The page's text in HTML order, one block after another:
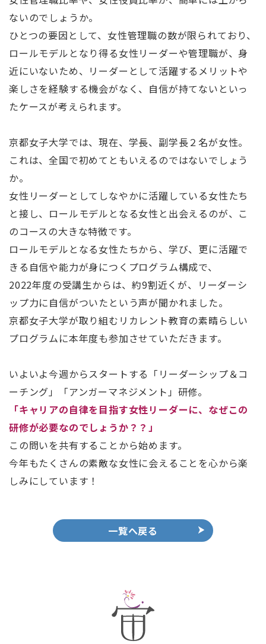
ないのでしょうか。
ひとつの要因として、女性管理職の数が限られており、
ロールモデルとなり得る女性リーダーや管理職が、身
近にいないため、リーダーとして活躍するメリットや
楽しさを経験する機会がなく、自信が持てないといっ
たケースが考えられます。
京都女子大学では、現在、学長、副学長２名が女性。
これは、全国で初めてともいえるのではないでしょう
か。
女性リーダーとしてしなやかに活躍している女性たち
と接し、ロールモデルとなる女性と出会えるのが、こ
のコースの大きな特徴です。
ロールモデルとなる女性たちから、学び、更に活躍で
きる自信や能力が身につくプログラム構成で、
2022年度の受講生からは、約9割近くが、リーダーシ
ップ力に自信がついたという声が聞かれました。
京都女子大学が取り組むリカレント教育の素晴らしい
プログラムに本年度も参加させていただきます。
いよいよ今週からスタートする「リーダーシップ＆コ
ーチング」「アンガーマネジメント」研修。
「キャリアの自律を目指す女性リーダーに、なぜこの
研修が必要なのでしょうか？？」
この問いを共有することから始めます。
今年もたくさんの素敵な女性に会えることを心から楽
しみにしています！
一覧へ戻る